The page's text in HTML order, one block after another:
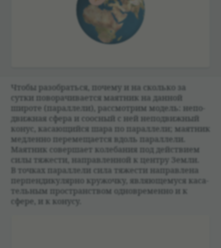
Чтобы разо­браться, почему и на сколько за
сутки пово­ра­чи­ва­ется маят­ник на дан­ной
широте (парал­лели), рас­смот­рим модель: непо­
движ­ная сфера и соос­ный с ней непо­движ­ный
конус, касающийся шара по парал­лели; маят­ник
мед­ленно перемеща­ется вдоль парал­лели.
Маят­ник совершает коле­ба­ния под действием
силы тяже­сти, направ­лен­ной к цен­тру Земли.
В точ­ках парал­лели сила тяже­сти направ­лена
перпен­ди­ку­лярно кружочку, являющемуся каса­
тель­ным про­стран­ством одно­временно и к
сфере, и к конусу.